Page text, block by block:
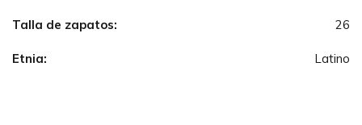
Talla de zapatos: 26
Etnia: Latino